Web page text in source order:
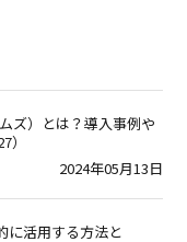
ズ）とは？導入事例や
2024年05月13日
活用する方法と